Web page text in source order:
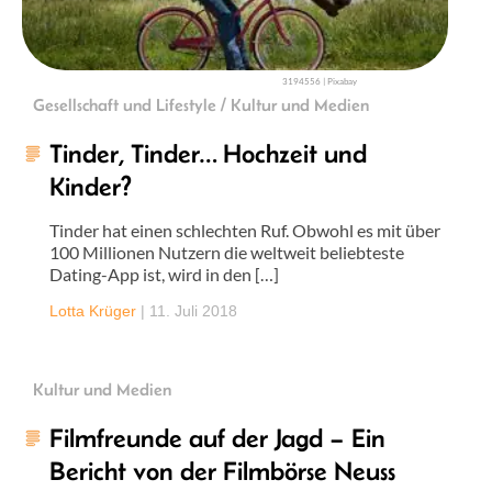
3194556 | Pixabay
Gesellschaft und Lifestyle / Kultur und Medien
Tinder, Tinder… Hochzeit und
Kinder?
Tinder hat einen schlechten Ruf. Obwohl es mit über
100 Millionen Nutzern die weltweit beliebteste
Dating-App ist, wird in den […]
Lotta Krüger | 11. Juli 2018
Kultur und Medien
Filmfreunde auf der Jagd – Ein
Bericht von der Filmbörse Neuss